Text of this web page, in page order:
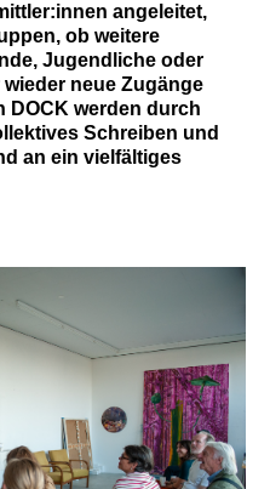
angeleitet,
ob weitere
Jugendliche oder
neue Zugänge
DOCK werden durch
Schreiben und
an ein vielfältiges